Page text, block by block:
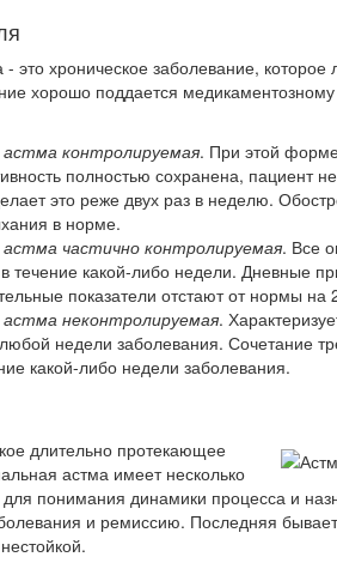
это хроническое заболевание, которое
хорошо поддается
астма контролируемая. При этой
полностью сохранена, пациент
это реже двух раз в неделю.
в норме.
астма частично контролируемая. Все
течение какой-либо недели. Дневные
показатели отстают от нормы на
астма неконтролируемая.
недели заболевания. Сочетание
какой-либо недели заболевания.
длительно протекающее
астма имеет несколько
понимания динамики процесса и
и ремиссию. Последняя